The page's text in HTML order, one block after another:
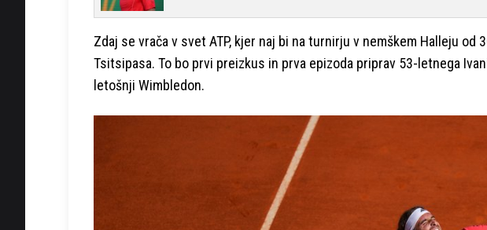
Zdaj se vrača v svet ATP, kjer naj bi na turnirju v nemškem Halleju od
Tsitsipasa. To bo prvi preizkus in prva epizoda priprav 53-letnega
letošnji Wimbledon.